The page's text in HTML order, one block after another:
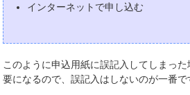
インターネットで申し込む
このように申込用紙に誤記入してしまっ
要になるので、誤記入はしないのが一番で